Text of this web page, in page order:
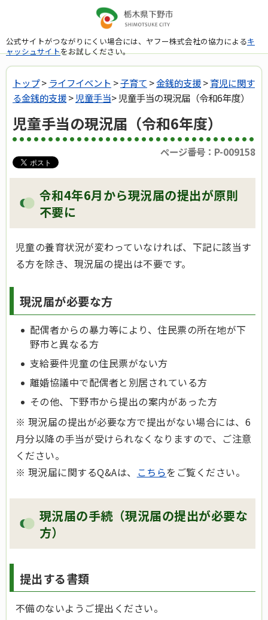
公式サイトがつながりにくい場合には、ヤフー株式会社の協力によるキ
ャッシュサイトをお試しください。
トップ> ライフイベント >子育て >金銭的支援>育児に関す
る金銭的支援> 児童手当> 児童手当の現況届（令和6年度）
児童手当の現況届（令和6年度）
ページ番号：P-009158
令和4年6月から現況届の提出が原則
不要に
児童の養育状況が変わっていなければ、下記に該当す
る方を除き、現況届の提出は不要です。
現況届が必要な方
配偶者からの暴力等により、住民票の所在地が下
野市と異なる方
支給要件児童の住民票がない方
離婚協議中で配偶者と別居されている方
その他、下野市から提出の案内があった方
※ 現況届の提出が必要な方で提出がない場合には、6
月分以降の手当が受けられなくなりますので、ご注意
ください。
※ 現況届に関するQ&Aは、 こちらをご覧ください。
現況届の手続（現況届の提出が必要な
方）
提出する書類
不備のないようご提出ください。